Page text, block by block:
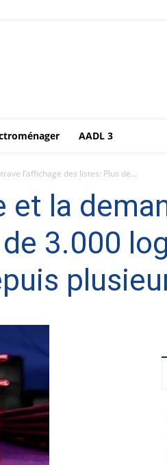
AADL 3
l’affichage des listes: Plus de...
et la
3.000